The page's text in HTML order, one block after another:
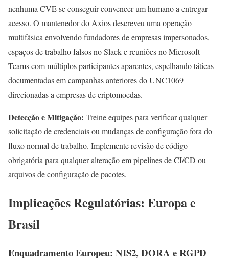
nenhuma CVE se conseguir convencer um humano a entregar
acesso. O mantenedor do Axios descreveu uma operação
multifásica envolvendo fundadores de empresas impersonados,
espaços de trabalho falsos no Slack e reuniões no Microsoft
Teams com múltiplos participantes aparentes, espelhando táticas
documentadas em campanhas anteriores do UNC1069
direcionadas a empresas de criptomoedas.
Detecção e Mitigação: Treine equipes para verificar qualquer
solicitação de credenciais ou mudanças de configuração fora do
fluxo normal de trabalho. Implemente revisão de código
obrigatória para qualquer alteração em pipelines de CI/CD ou
arquivos de configuração de pacotes.
Implicações Regulatórias: Europa e
Brasil
Enquadramento Europeu: NIS2, DORA e RGPD